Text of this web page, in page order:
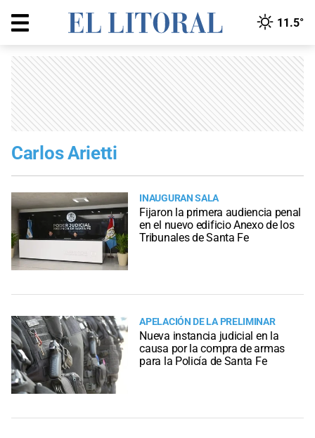
11.5°
Carlos Arietti
INAUGURAN SALA
Fijaron la primera audiencia penal
en el nuevo edificio Anexo de los
Tribunales de Santa Fe
APELACIÓN DE LA PRELIMINAR
Nueva instancia judicial en la
causa por la compra de armas
para la Policía de Santa Fe